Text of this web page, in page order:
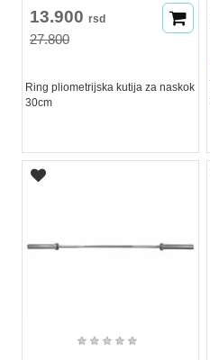
13.900 rsd
27.800
Ring pliometrijska kutija za naskok
30cm
★ ★ ★ ★ ★